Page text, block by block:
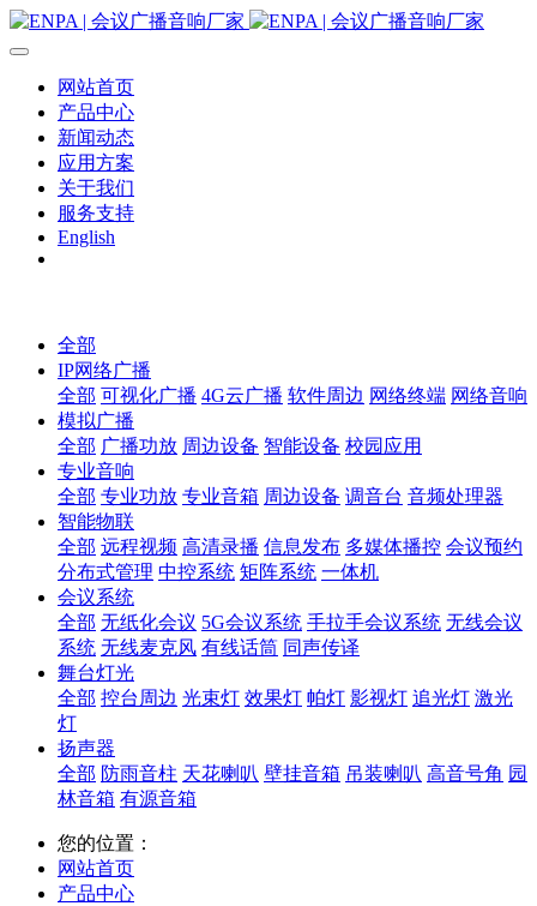
网站首页
产品中心
新闻动态
应用方案
关于我们
服务支持
English
全部
IP网络广播
全部 可视化广播 4G云广播 软件周边 网络终端 网络音响
模拟广播
全部 广播功放 周边设备 智能设备 校园应用
专业音响
全部 专业功放 专业音箱 周边设备 调音台 音频处理器
智能物联
全部 远程视频 高清录播 信息发布 多媒体播控 会议预约
分布式管理 中控系统 矩阵系统 一体机
会议系统
全部 无纸化会议 5G会议系统 手拉手会议系统 无线会议
系统 无线麦克风 有线话筒 同声传译
舞台灯光
全部 控台周边 光束灯 效果灯 帕灯 影视灯 追光灯 激光
灯
扬声器
全部 防雨音柱 天花喇叭 壁挂音箱 吊装喇叭 高音号角 园
林音箱 有源音箱
您的位置：
网站首页
产品中心